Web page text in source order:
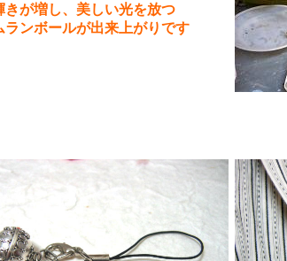
きが増し、美しい光を放つ
ランボールが出来上がりです